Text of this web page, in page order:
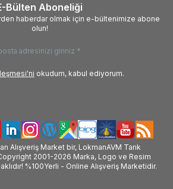
Bülten Aboneliği
haberdar olmak için e-bültenimize abone
olun!
okudum, kabul ediyorum.
Alışveriş Market bir, LokmanAVM Tarık
2001-2026 Marka, Logo ve Resim
%100Yerli - Online Alışveriş Marketidir.